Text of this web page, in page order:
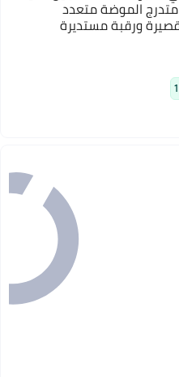
الموضة متعدد
ورقبة مستديرة